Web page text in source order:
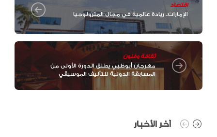
اقتصاد
الإمارات.. ريادة عالمية في مجال المترولوجيا
ثقافة وفنون
مهرجان أبوظبي يطلق الدورة الأولى من
المسابقة الدولية للتأليف الموسيقي
آخر الأخبار